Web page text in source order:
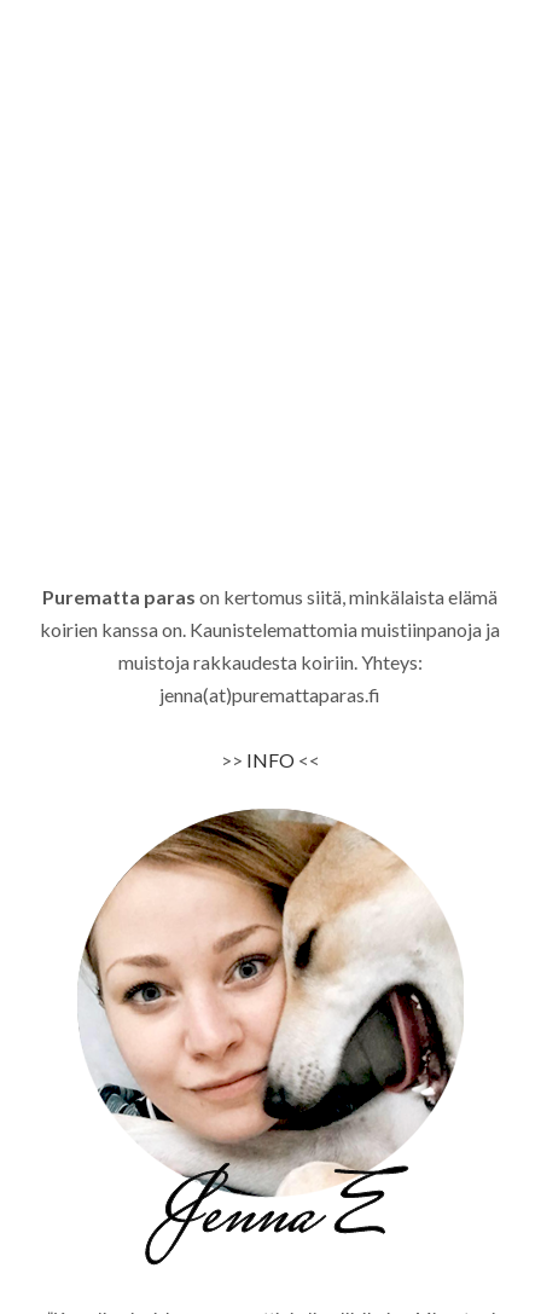
Purematta paras on kertomus siitä, minkälaista elämä
koirien kanssa on. Kaunistelemattomia muistiinpanoja ja
muistoja rakkaudesta koiriin. Yhteys:
jenna(at)puremattaparas.fi
>> INFO<<